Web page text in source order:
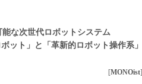
載ソフト開発
な次世代ロボットシステム
ット」と「革新的ロボット操作系」
[MONOist]